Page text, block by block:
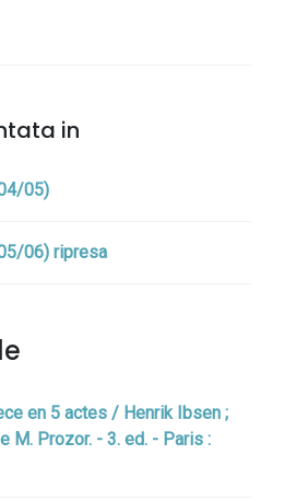
in
05)
06) ripresa
en 5 actes / Henrik Ibsen ;
M. Prozor. - 3. ed. - Paris :